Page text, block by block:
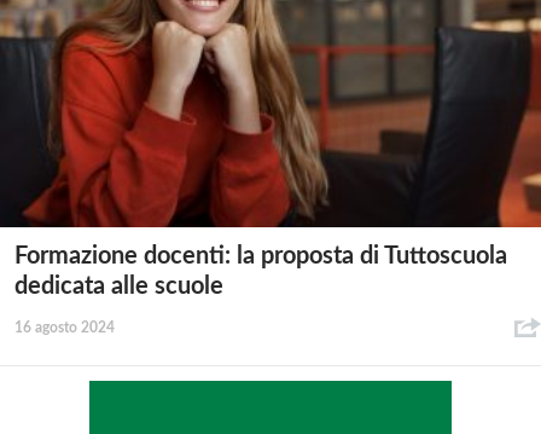
Formazione docenti: la proposta di Tuttoscuola
dedicata alle scuole
16 agosto 2024